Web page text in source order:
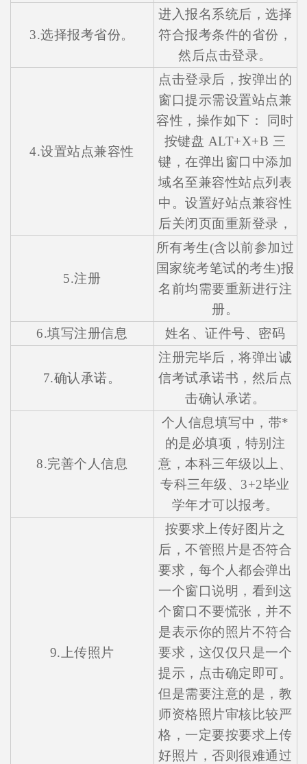
3.选择报考省份。
进入报名系统后，选择
符合报考条件的省份，
然后点击登录。
4.设置站点兼容性
点击登录后，按弹出的
窗口提示需设置站点兼
容性，操作如下： 同时
按键盘 ALT+X+B 三
键，在弹出窗口中添加
域名至兼容性站点列表
中。设置好站点兼容性
后关闭页面重新登录，
5.注册
所有考生(含以前参加过
国家统考笔试的考生)报
名前均需要重新进行注
册。
6.填写注册信息
姓名、证件号、密码
7.确认承诺。
注册完毕后，将弹出诚
信考试承诺书，然后点
击确认承诺。
8.完善个人信息
个人信息填写中，带*
的是必填项，特别注
意，本科三年级以上、
专科三年级、3+2毕业
学年才可以报考。
9.上传照片
按要求上传好图片之
后，不管照片是否符合
要求，每个人都会弹出
一个窗口说明，看到这
个窗口不要慌张，并不
是表示你的照片不符合
要求，这仅仅只是一个
提示，点击确定即可。
但是需要注意的是，教
师资格照片审核比较严
格，一定要按要求上传
好照片，否则很难通过
在线咨询